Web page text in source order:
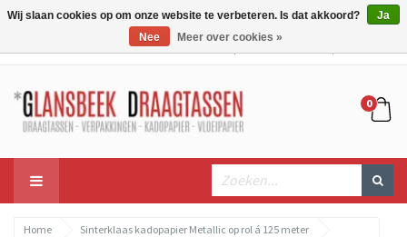
0
Home
Sinterklaas kadopapier Metallic op rol á 125 meter
Wij slaan cookies op om onze website te verbeteren. Is dat akkoord?
Ja
Nee
Meer over cookies »